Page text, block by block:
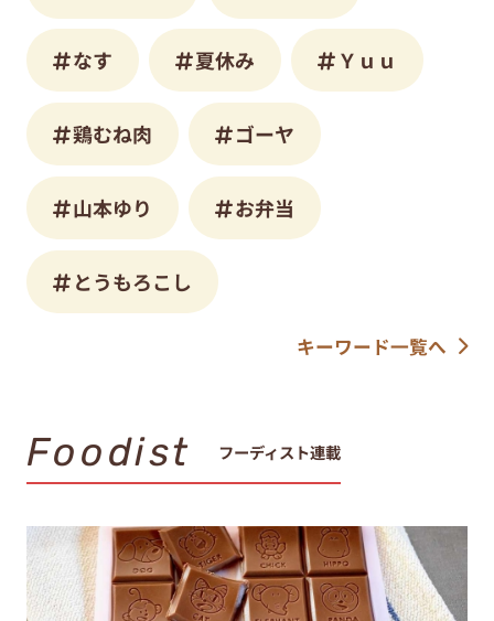
なす 夏休み Ｙｕｕ
鶏むね肉 ゴーヤ
山本ゆり お弁当
とうもろこし
キーワード一覧へ
Foodist フーディスト連載